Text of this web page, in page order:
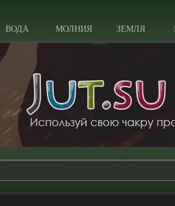
ВОДА МОЛНИЯ ЗЕМЛЯ